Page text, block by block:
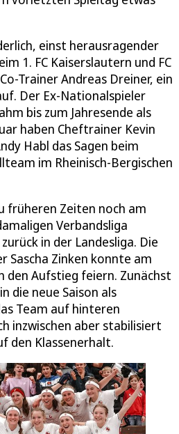
einst herausragender
1. FC Kaiserslautern und FC
Trainer Andreas Dreiner, ein
Der Ex-Nationalspieler
bis zum Jahresende als
haben Cheftrainer Kevin
Habl das Sagen beim
im Rheinisch-Bergischen
früheren Zeiten noch am
Verbandsliga
in der Landesliga. Die
Sascha Zinken konnte am
den Aufstieg feiern. Zunächst
die neue Saison als
Team auf hinteren
inzwischen aber stabilisiert
den Klassenerhalt.